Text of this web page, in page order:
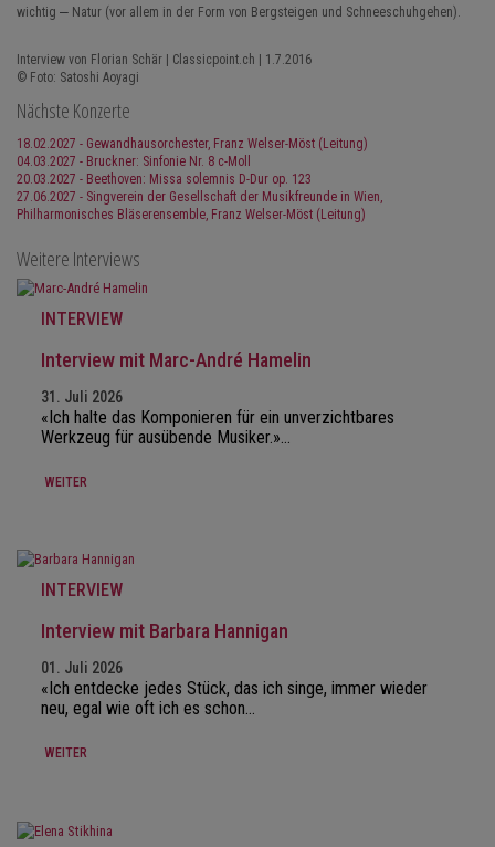
wichtig – Natur (vor allem in der Form von Bergsteigen und Schneeschuhgehen).
Interview von Florian Schär | Classicpoint.ch | 1.7.2016
© Foto: Satoshi Aoyagi
Nächste Konzerte
18.02.2027 - Gewandhausorchester, Franz Welser-Möst (Leitung)
04.03.2027 - Bruckner: Sinfonie Nr. 8 c-Moll
20.03.2027 - Beethoven: Missa solemnis D-Dur op. 123
27.06.2027 - Singverein der Gesellschaft der Musikfreunde in Wien,
Philharmonisches Bläserensemble, Franz Welser-Möst (Leitung)
Weitere Interviews
INTERVIEW
Interview mit Marc-André Hamelin
31. Juli 2026
«Ich halte das Komponieren für ein unverzichtbares
Werkzeug für ausübende Musiker.»…
WEITER
INTERVIEW
Interview mit Barbara Hannigan
01. Juli 2026
«Ich entdecke jedes Stück, das ich singe, immer wieder
neu, egal wie oft ich es schon…
WEITER